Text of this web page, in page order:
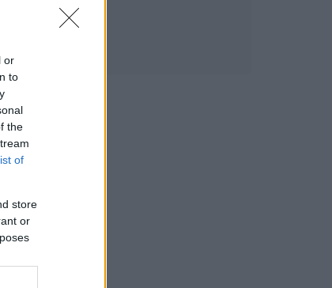
or
to
the
of
store
or